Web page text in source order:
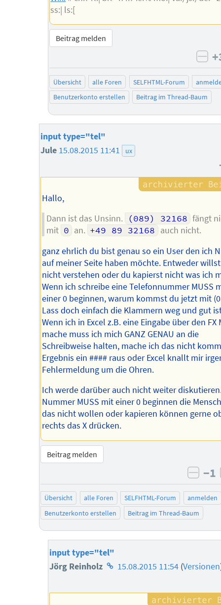
ss:| ls:[
Beitrag melden
Übersicht alle Foren SELFHTML-Forum
Benutzerkonto erstellen
Beitrag im Thread-Baum
input type="tel"
Jule 15.08.2015 11:41 ux
Hallo,
Dann ist das Unsinn.
(089) 32168 fängt
mit 0 an. +49 89 32168 auch nicht.
ganz ehrlich du bist genau so ein User den ich
auf meiner Seite haben möchte. Entweder
nicht verstehen oder du kapierst nicht was ich
Wenn ich schreibe eine Telefonnummer MUSS
einer 0 beginnen, warum kommst du jetzt mit
Lass doch einfach die Klammern weg und gut
Wenn ich in Excel z.B. eine Eingabe über den FX
mache muss ich mich GANZ GENAU an die
Schreibweise halten, mache ich das nicht
Ergebnis ein #### raus oder Excel knallt mir
Fehlermeldung um die Ohren.
Ich werde darüber auch nicht weiter
Nummer MUSS mit einer 0 beginnen die
das nicht wollen oder kapieren können gerne
rechts das X drücken.
Beitrag melden
−1
Übersicht alle Foren SELFHTML-Forum
anmelden
Benutzerkonto erstellen
Beitrag im Thread-Baum
input type="tel"
Jörg Reinholz Homepage
Autors
15.08.2015 11:54 (Versionen